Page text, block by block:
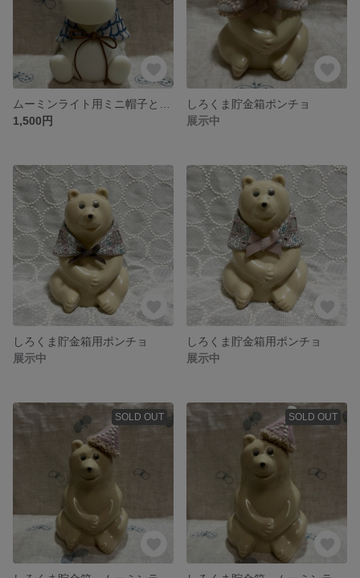
1,500円
しろくま貯金箱ポンチョ
展示中
しろくま貯金箱用ポンチョ
展示中
しろくま貯金箱用ポンチョ
展示中
SOLD OUT SOLD OUT